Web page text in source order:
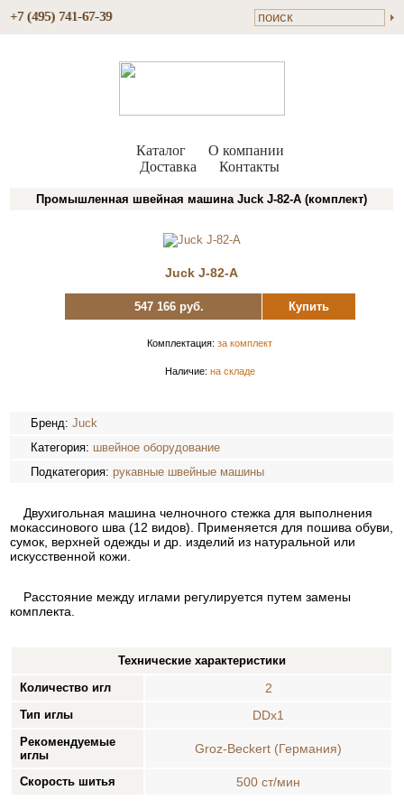
+7 (495) 741-67-39
Каталог
О компании
Доставка
Контакты
Промышленная швейная машина Juck J-82-A (комплект)
Juck J-82-A
547 166 руб. Купить
Комплектация:за комплект
Наличие: на складе
Бренд:Juck
Категория: швейное оборудование
Подкатегория:рукавные швейные машины
Двухигольная машина челночного стежка для выполнения
мокассинового шва (12 видов). Применяется для пошива обуви,
сумок, верхней одежды и др. изделий из натуральной или
искусственной кожи.
Расстояние между иглами регулируется путем замены
комплекта.
Технические характеристики
Количество игл
2
Тип иглы DDx1
Рекомендуемые
иглы
Groz-Beckert (Германия)
Скорость шитья 500 ст/мин